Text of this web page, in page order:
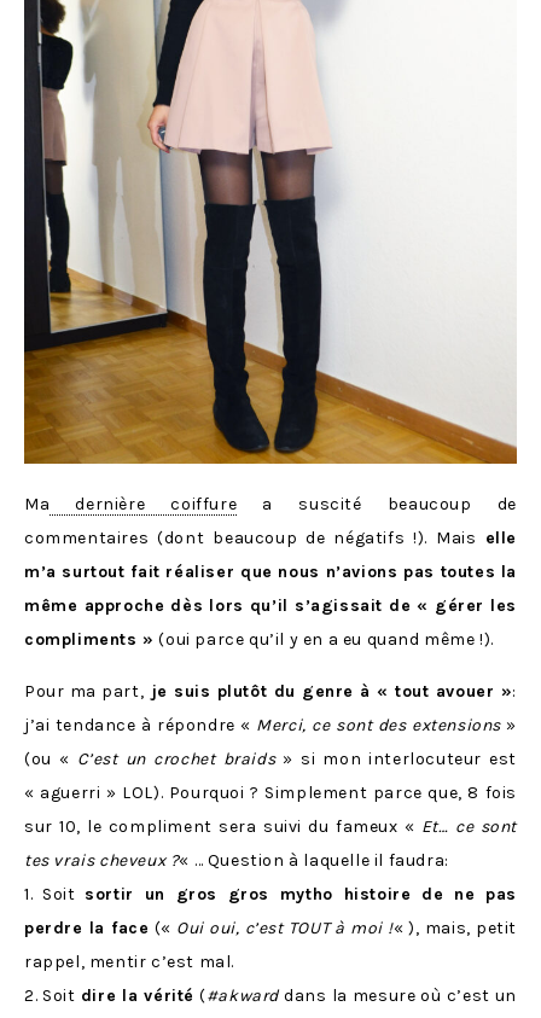
Ma dernière coiffure a suscité beaucoup de
commentaires (dont beaucoup de négatifs !). Mais elle
m’a surtout fait réaliser que nous n’avions pas toutes la
même approche dès lors qu’il s’agissait de « gérer les
compliments » (oui parce qu’il y en a eu quand même !).
Pour ma part, je suis plutôt du genre à « tout avouer »:
j’ai tendance à répondre « Merci, ce sont des extensions»
(ou « C’est un crochet braids» si mon interlocuteur est
« aguerri » LOL). Pourquoi ? Simplement parce que, 8 fois
sur 10, le compliment sera suivi du fameux « Et… ce sont
tes vrais cheveux ?« … Question à laquelle il faudra:
1. Soit sortir un gros gros mytho histoire de ne pas
perdre la face (« Oui oui, c’est TOUT à moi !« ), mais, petit
rappel, mentir c’est mal.
2. Soit dire la vérité (#akwarddans la mesure où c’est un